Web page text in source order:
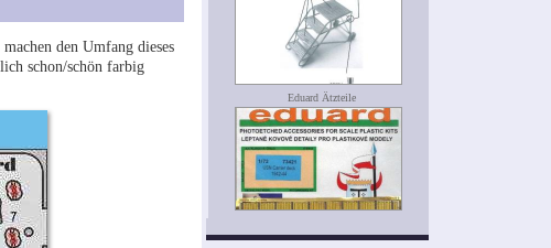
den Umfang dieses
schon/schön farbig
Eduard Ätzteile